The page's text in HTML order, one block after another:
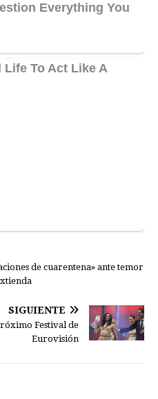
de cuarentena» ante temor
SIGUIENTE
Festival de
Eurovisión